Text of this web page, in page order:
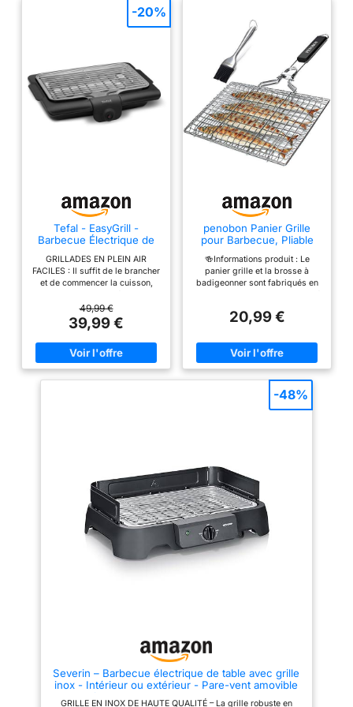
Tefal - EasyGrill -
Barbecue Électrique de
2100W
GRILLADES EN PLEIN AIR
FACILES : Il suffit de le brancher
et de commencer la cuisson,
avec votre famille et vos amis
PUISSANT : Un barbecue
électrique de table avec une
puissance de 2100 W pour des
grillades délicieuses FUMÉE
RÉDUITE : Le bac à eau réduit la
fumée et les odeurs - fini de
Nous recommandons de faire
réparer votre produit dans notre
réseau de 6 200 centres de
réparation à travers le monde
afin de prolonger sa durée de
vie.
49,99 €
39,99 €
-20%
penobon Panier Grille
pour Barbecue, Pliable
la Cuisson des Poissons,
Légumes ou Crevettes,
avec Poignée Amovible,
Sac de Rangement.
(Type 1)
🍻Informations produit : Le
panier grille et la brosse à
badigeonner sont fabriqués en
robustes, également résistants
long terme. Le poids de la
brosse est de 60 g et le poids
du panier est de 460 g. 🍻
Grande surface de cuisson : Ce
panier offre une surface de
cuisson généreuse de 32 x 22
cm pour accueillir les aliments
et permet un retournement facile
des aliments grillés. Les écarts
de la grille sont parfaitement
dimensionnés pour fournir une
répartition homogène de la
chaleur tout en empêchant les
petits morceaux d'aliments de
tomber. 🍻Pliable et portable :
steaks et ainsi de suite) 🍻Nous
que vous ne regretterez pas
votre achat. Vous ne cuisinerez
20,99 €
Severin – Barbecue électrique de table avec grille
inox - Intérieur ou extérieur - Pare-vent amovible
et bac à eau – Pour camping, balcon ou jardin -
GRILLE EN INOX DE HAUTE QUALITÉ – La grille robuste en
-48%